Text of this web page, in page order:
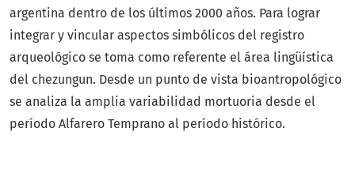
argentina dentro de los últimos 2000 años. Para lograr
integrar y vincular aspectos simbólicos del registro
arqueológico se toma como referente el área lingüística
del chezungun. Desde un punto de vista bioantropológico
se analiza la amplia variabilidad mortuoria desde el
período Alfarero Temprano al período histórico.